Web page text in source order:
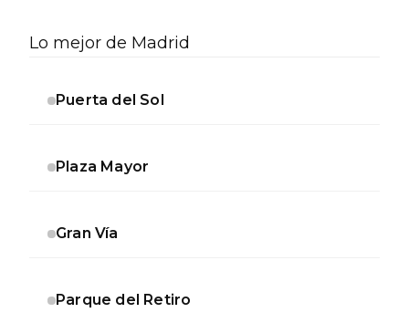
Lo mejor de Madrid
Puerta del Sol
Plaza Mayor
Gran Vía
Parque del Retiro